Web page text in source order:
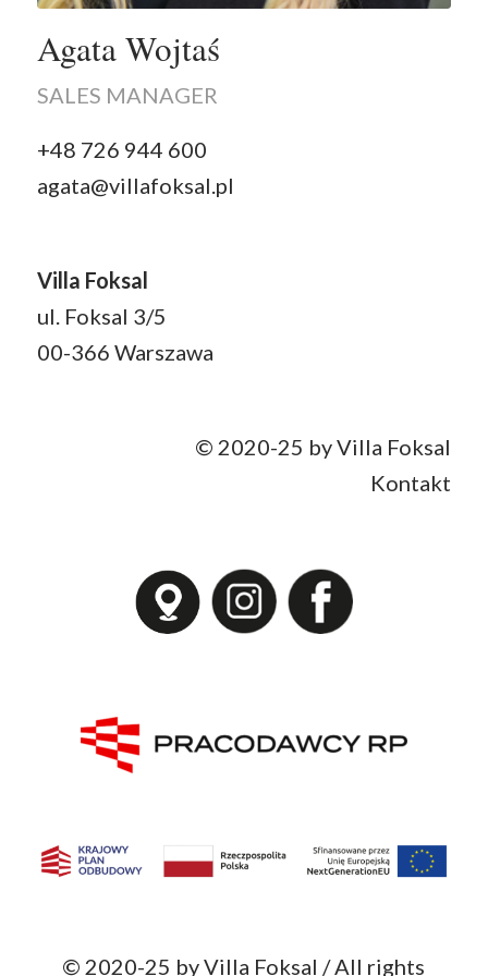
Agata Wojtaś
SALES MANAGER
+48 726 944 600
agata@villafoksal.pl
Villa Foksal
ul. Foksal 3/5
00-366 Warszawa
© 2020-25 by Villa Foksal
Kontakt
© 2020-25 by Villa Foksal / All rights